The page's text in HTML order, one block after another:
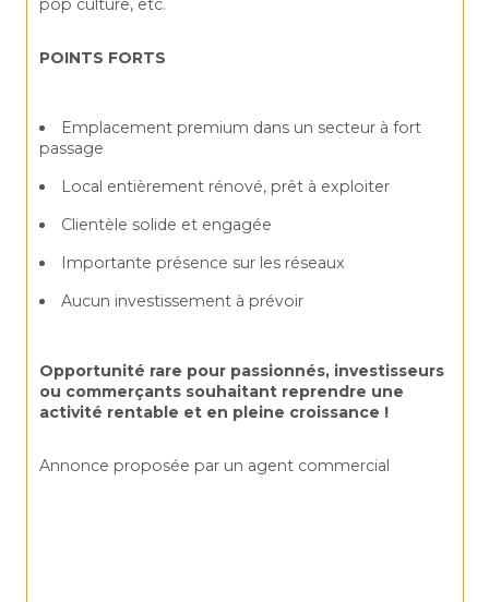
pop culture, etc.
POINTS FORTS
Emplacement premium dans un secteur à fort
passage
Local entièrement rénové, prêt à exploiter
Clientèle solide et engagée
Importante présence sur les réseaux
Aucun investissement à prévoir
Opportunité rare pour passionnés, investisseurs
ou commerçants souhaitant reprendre une
activité rentable et en pleine croissance !
Annonce proposée par un agent commercial